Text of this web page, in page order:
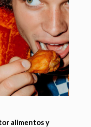
alimentos y